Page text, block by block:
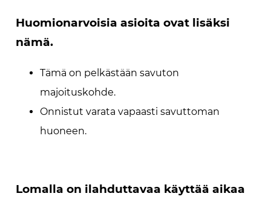
Huomionarvoisia asioita ovat lisäksi
nämä.
Tämä on pelkästään savuton
majoituskohde.
Onnistut varata vapaasti savuttoman
huoneen.
Lomalla on ilahduttavaa käyttää aikaa